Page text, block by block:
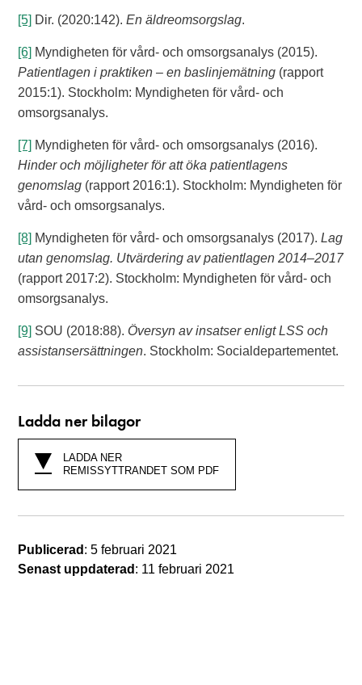
[5] Dir. (2020:142).En äldreomsorgslag.
[6] Myndigheten för vård- och omsorgsanalys (2015).
Patientlagen i praktiken – en baslinjemätning (rapport
2015:1). Stockholm: Myndigheten för vård- och
omsorgsanalys.
[7] Myndigheten för vård- och omsorgsanalys (2016).
Hinder och möjligheter för attöka patientlagens
genomslag (rapport 2016:1). Stockholm: Myndigheten för
vård- och omsorgsanalys.
[8] Myndigheten för vård- och omsorgsanalys (2017).Lag
utan genomslag. Utvärdering av patientlagen 2014–2017
(rapport 2017:2). Stockholm: Myndigheten för vård- och
omsorgsanalys.
[9] SOU (2018:88). Översyn av insatser enligt LSS och
assistansersättningen. Stockholm: Socialdepartementet.
Ladda ner bilagor
LADDA NER
REMISSYTTRANDET SOM PDF
Publicerad : 5 februari 2021
Senast uppdaterad : 11 februari 2021